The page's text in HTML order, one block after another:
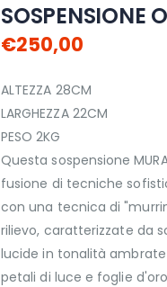
SOSPENSIONE
€250,00
ALTEZZA 28CM
LARGHEZZA 22CM
PESO 2KG
Questa sospensione
fusione di tecniche
con una tecnica di
rilievo, caratterizzate da
lucide in tonalità
petali di luce e foglie